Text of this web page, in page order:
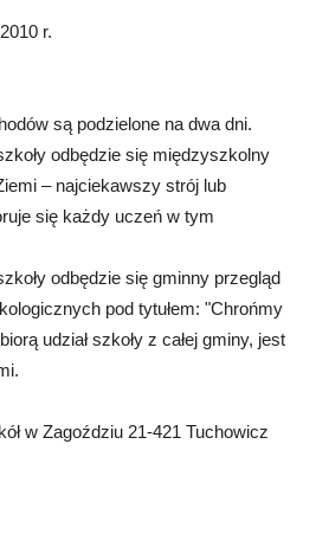
r.
są podzielone na dwa dni.
odbędzie się międzyszkolny
– najciekawszy strój lub
się każdy uczeń w tym
odbędzie się gminny przegląd
pod tytułem: "Chrońmy
udział szkoły z całej gminy, jest
w Zagoździu 21-421 Tuchowicz